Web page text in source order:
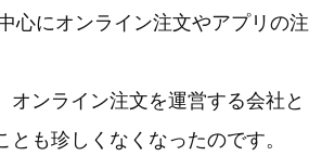
心にオンライン注文やアプリの注
ンライン注文を運営する会社と
も珍しくなくなったのです。